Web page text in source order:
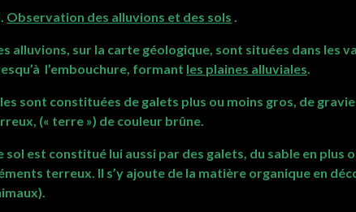
Observation des alluvions et des sols .
alluvions, sur la carte géologique, sont situées dans les
l’embouchure, formant les plaines alluviales.
sont constituées de galets plus ou moins gros, de
(« terre ») de couleur brûne.
sol est constitué lui aussi par des galets, du sable en plus
terreux. Il s’y ajoute de la matière organique en